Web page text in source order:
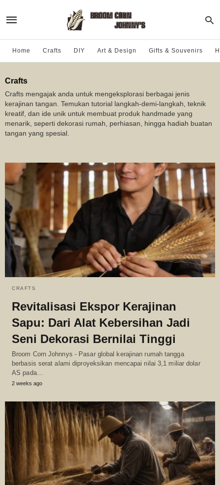
Home Crafts DIY Art & Design Gifts & Souvenirs
Crafts
Crafts mengajak anda untuk mengeksplorasi berbagai jenis
kerajinan tangan. Temukan tutorial langkah-demi-langkah, teknik
kreatif, dan ide unik untuk membuat produk handmade yang
menarik, seperti dekorasi rumah, perhiasan, hingga hadiah buatan
tangan yang spesial.
CRAFTS
Revitalisasi Ekspor Kerajinan
Sapu: Dari Alat Kebersihan Jadi
Seni Dekorasi Bernilai Tinggi
Broom Corn Johnnys - Pasar global kerajinan rumah tangga
berbasis serat alami diproyeksikan mencapai nilai 3,1 miliar dolar
AS pada…
2 weeks ago